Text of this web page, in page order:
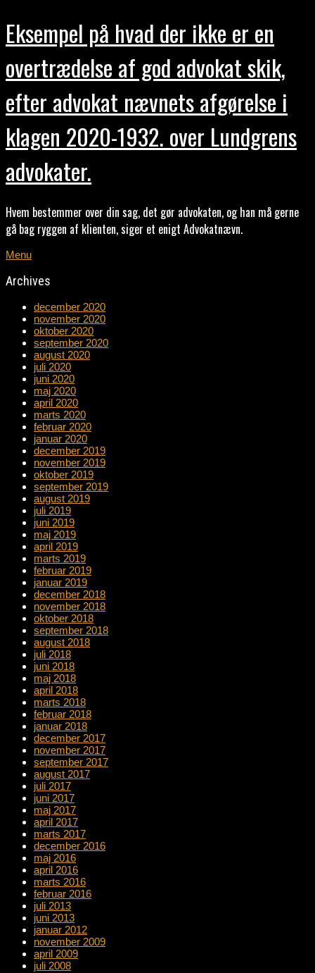
Eksempel på hvad der ikke er en
overtrædelse af god advokat skik,
efter advokat nævnets afgørelse i
klagen 2020-1932. over Lundgrens
advokater.
Hvem bestemmer over din sag, det gør advokaten, og han må gerne
gå bag ryggen af klienten, siger et enigt Advokatnævn.
Menu
Archives
december 2020
november 2020
oktober 2020
september 2020
august 2020
juli 2020
juni 2020
maj 2020
april 2020
marts 2020
februar 2020
januar 2020
december 2019
november 2019
oktober 2019
september 2019
august 2019
juli 2019
juni 2019
maj 2019
april 2019
marts 2019
februar 2019
januar 2019
december 2018
november 2018
oktober 2018
september 2018
august 2018
juli 2018
juni 2018
maj 2018
april 2018
marts 2018
februar 2018
januar 2018
december 2017
november 2017
september 2017
august 2017
juli 2017
juni 2017
maj 2017
april 2017
marts 2017
december 2016
maj 2016
april 2016
marts 2016
februar 2016
juli 2013
juni 2013
januar 2012
november 2009
april 2009
juli 2008